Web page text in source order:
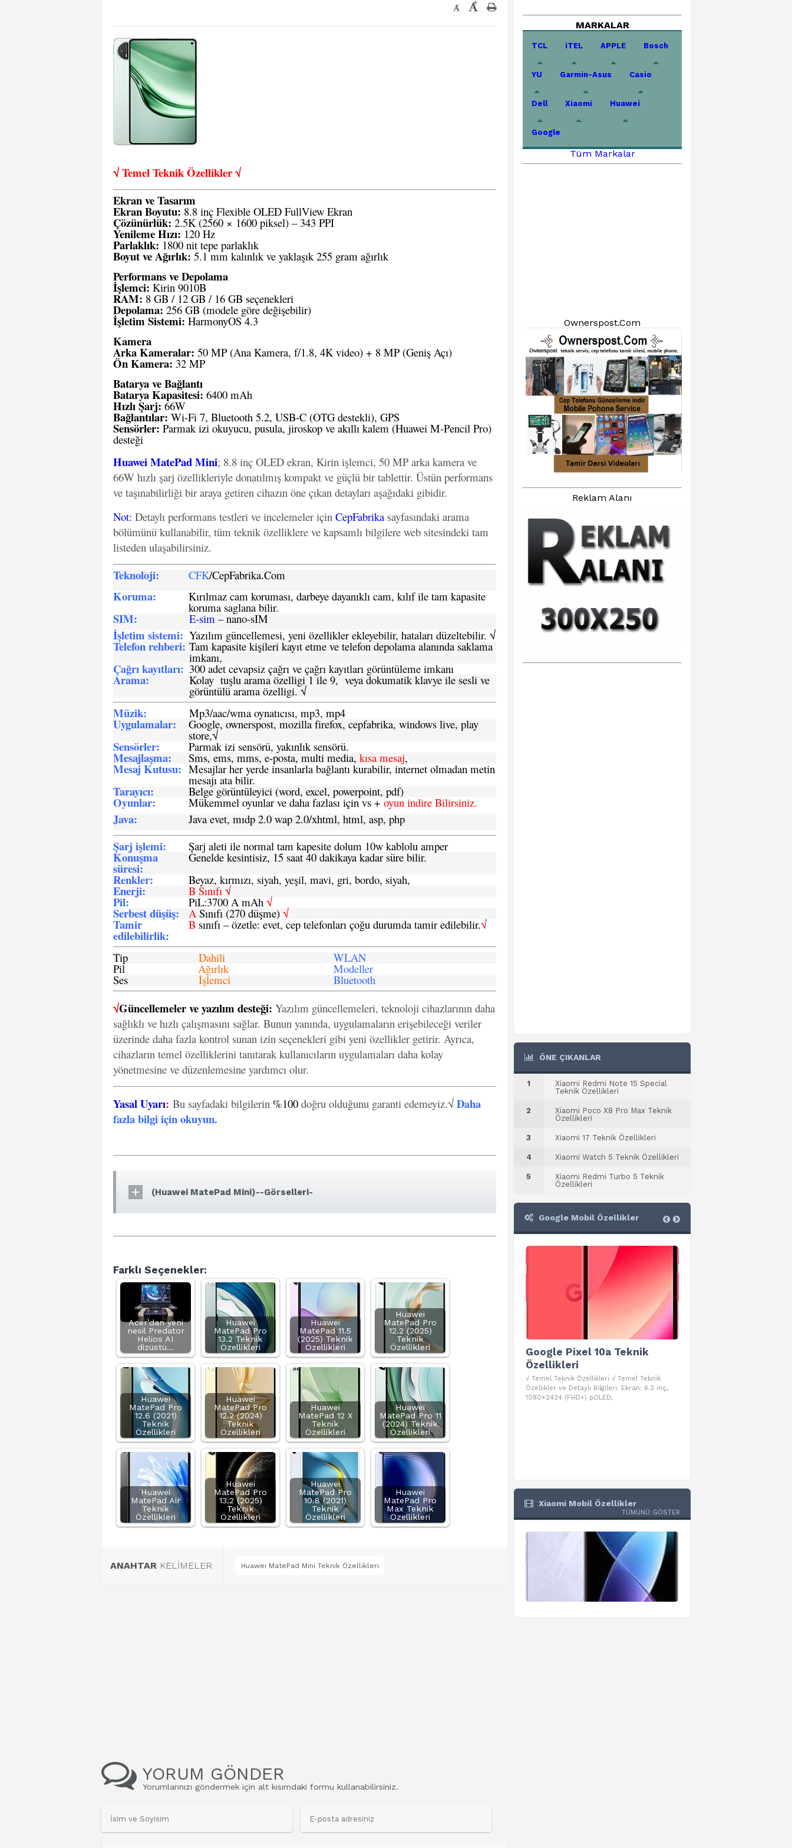
- +
√ Temel Teknik Özellikler √
Ekran ve Tasarım
Ekran Boyutu: 8.8 inç Flexible OLED FullView Ekran
Çözünürlük: 2.5K (2560 × 1600 piksel) – 343 PPI
Yenileme Hızı: 120 Hz
Parlaklık: 1800 nit tepe parlaklık
Boyut ve Ağırlık: 5.1 mm kalınlık ve yaklaşık 255 gram ağırlık
Performans ve Depolama
İşlemci: Kirin 9010B
RAM: 8 GB / 12 GB / 16 GB seçenekleri
Depolama: 256 GB (modele göre değişebilir)
İşletim Sistemi: HarmonyOS 4.3
Kamera
Arka Kameralar: 50 MP (Ana Kamera, f/1.8, 4K video) + 8 MP (Geniş Açı)
Ön Kamera: 32 MP
Batarya ve Bağlantı
Batarya Kapasitesi: 6400 mAh
Hızlı Şarj: 66W
Bağlantılar: Wi-Fi 7, Bluetooth 5.2, USB-C (OTG destekli), GPS
Sensörler: Parmak izi okuyucu, pusula, jiroskop ve akıllı kalem (Huawei M-Pencil Pro)
desteği
Huawei MatePad Mini; 8.8 inç OLED ekran, Kirin işlemci, 50 MP arka kamera ve
66W hızlı şarj özellikleriyle donatılmış kompakt ve güçlü bir tablettir. Üstün performans
ve taşınabilirliği bir araya getiren cihazın öne çıkan detayları aşağıdaki gibidir.
Not: Detaylı performans testleri ve incelemeler için CepFabrika sayfasındaki arama
bölümünü kullanabilir, tüm teknik özelliklere ve kapsamlı bilgilere web sitesindeki tam
listeden ulaşabilirsiniz.
Teknoloji: CFK/CepFabrika.Com
Koruma: Kırılmaz cam koruması, darbeye dayanıklı cam, kılıf ile tam kapasite
koruma saglana bilir.
SIM: E-sim – nano-sIM
İşletim sistemi: Yazılım güncellemesi, yeni özellikler ekleyebilir, hataları düzeltebilir. √
Telefon rehberi: Tam kapasite kişileri kayıt etme ve telefon depolama alanında saklama
imkanı,
Çağrı kayıtları: 300 adet cevapsiz çağrı ve çağrı kayıtları görüntüleme imkanı
Arama: Kolay tuşlu arama özelligi 1 ile 9, veya dokumatik klavye ile sesli ve
görüntülü arama özelligi. √
Müzik: Mp3/aac/wma oynatıcısı, mp3, mp4
Uygulamalar: Google, ownerspost, mozilla firefox, cepfabrika, windows live, play
store,√
Sensörler: Parmak izi sensörü, yakınlık sensörü.
Mesajlaşma: Sms, ems, mms, e-posta, multi media, kısa mesaj,
Mesaj Kutusu: Mesajlar her yerde insanlarla bağlantı kurabilir, internet olmadan metin
mesajı ata bilir.
Tarayıcı: Belge görüntüleyici (word, excel, powerpoint, pdf)
Oyunlar: Mükemmel oyunlar ve daha fazlası için vs +oyun indire Bilirsiniz.
Java: Java evet, mıdp 2.0 wap 2.0/xhtml, html, asp, php
Şarj işlemi: Şarj aleti ile normal tam kapesite dolum 10w kablolu amper
Konuşma
süresi:
Genelde kesintisiz, 15 saat 40 dakikaya kadar süre bilir.
Renkler: Beyaz, kırmızı, siyah, yeşil, mavi, gri, bordo, siyah,
Enerji: B Sınıfı √
Pil: PiL:3700 A mAh √
Serbest düşüş: ASınıfı (270 düşme) √
Tamir
edilebilirlik:
B sınıfı – özetle: evet, cep telefonları çoğu durumda tamir edilebilir.√
Tip Dahili WLAN
Pil Ağırlık Modeller
Ses İşlemci Bluetooth
√Güncellemeler ve yazılım desteği: Yazılım güncellemeleri, teknoloji cihazlarının daha
sağlıklı ve hızlı çalışmasını sağlar. Bunun yanında, uygulamaların erişebileceği veriler
üzerinde daha fazla kontrol sunan izin seçenekleri gibi yeni özellikler getirir. Ayrıca,
cihazların temel özelliklerini tanıtarak kullanıcıların uygulamaları daha kolay
yönetmesine ve düzenlemesine yardımcı olur.
Yasal Uyarı: Bu sayfadaki bilgilerin %100 doğru olduğunu garanti edemeyiz.√ Daha
fazla bilgi için okuyun.
(Huawei MatePad Mini)--Görselleri-
Farklı Seçenekler:
Acer’dan yeni
nesil Predator
Helios AI
dizüstü…
Huawei
MatePad Pro
13.2 Teknik
Özellikleri
Huawei
MatePad 11.5
(2025) Teknik
Özellikleri
Huawei
MatePad Pro
12.2 (2025)
Teknik
Özellikleri
Huawei
MatePad Pro
12.6 (2021)
Teknik
Özellikleri
Huawei
MatePad Pro
12.2 (2024)
Teknik
Özellikleri
Huawei
MatePad 12 X
Teknik
Özellikleri
Huawei
MatePad Pro 11
(2024) Teknik
Özellikleri
Huawei
MatePad Air
Teknik
Özellikleri
Huawei
MatePad Pro
13.2 (2025)
Teknik
Özellikleri
Huawei
MatePad Pro
10.8 (2021)
Teknik
Özellikleri
Huawei
MatePad Pro
Max Teknik
Özellikleri
ANAHTAR KELİMELER Huawei MatePad Mini Teknik Özellikleri
YORUM GÖNDER
Yorumlarınızı göndermek için alt kısımdaki formu kullanabilirsiniz.
MARKALAR
TCL iTEL APPLE Bosch
YU Garmin-Asus Casio
Dell Xiaomi Huawei
Google
Tüm Markalar
Ownerspost.Com
Reklam Alanı
ÖNE ÇIKANLAR
1
Xiaomi Redmi Note 15 Special
Teknik Özellikleri
2
Xiaomi Poco X8 Pro Max Teknik
Özellikleri
3 Xiaomi 17 Teknik Özellikleri
4 Xiaomi Watch 5 Teknik Özellikleri
5
Xiaomi Redmi Turbo 5 Teknik
Özellikleri
Google Mobil Özellikler
Google Pixel 10 Pro Teknik
Özellikleri
√ Temel Teknik Özellikleri √ Temel Teknik
Özellikler ve Detaylı Bilgileri. Ekran: 6.3 inç,
1280 x 2856 piksel, 120 Hz LTPO
Google Pixel 10a Teknik
Özellikleri
√ Temel Teknik Özellikleri √ Temel Teknik
Özellikler ve Detaylı Bilgileri. Ekran: 6.3 inç,
1080×2424 (FHD+) pOLED,
Xiaomi Mobil Özellikler
TÜMÜNÜ GÖSTER